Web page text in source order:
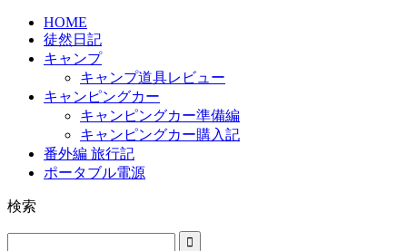
HOME
徒然日記
キャンプ
キャンプ道具レビュー
キャンピングカー
キャンピングカー準備編
キャンピングカー購入記
番外編 旅行記
ポータブル電源
検索